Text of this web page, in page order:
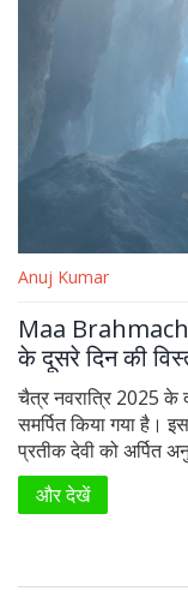
Anuj Kumar
Maa
के दूसरे दिन की
चैत्र नवरात्रि 2025 के
समर्पित किया गया है।
प्रतीक देवी को अर्पित
जाता है। सफेद वस्त्र व
जाप करने की विधि
और देखें